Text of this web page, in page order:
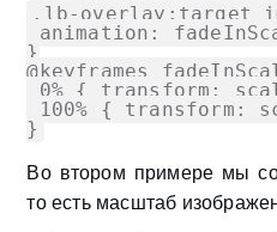
.lb-overlay:target
animation:
}
@keyframes
0% { transform:
100% { transform:
}
Во втором примере мы
то есть масштаб